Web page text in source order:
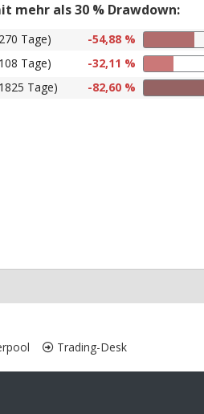
mehr als 30 % Drawdown:
Tage)
-54,88 %
Tage)
-32,11 %
Tage) -82,60 %
Trading-Desk